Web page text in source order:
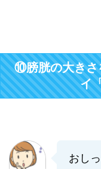
⑩膀胱の大きさ
イ
おし